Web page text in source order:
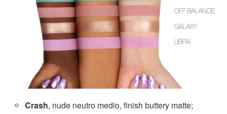
Crash, nude neutro medio, finish buttery matte;